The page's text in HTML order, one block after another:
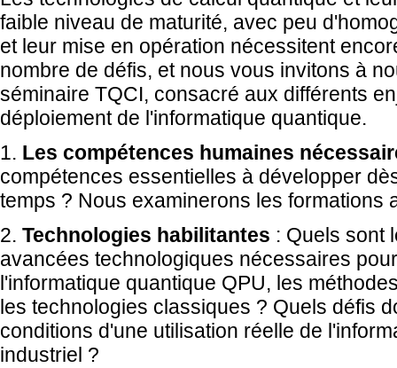
faible niveau de maturité, avec peu
et leur mise en opération nécessitent
nombre de défis, et nous vous invitons à
séminaire TQCI, consacré aux différents
déploiement de l'informatique quantique.
1. Les compétences humaines
compétences essentielles à développer
temps ? Nous examinerons les formations
2. Technologies habilitantes : Quels sont
avancées technologiques nécessaires
l'informatique quantique QPU, les
les technologies classiques ? Quels défis
conditions d'une utilisation réelle de
industriel ?